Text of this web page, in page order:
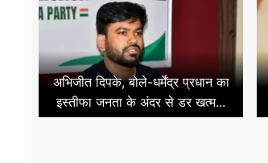
अभिजीत दिपके, बोले-धर्मेंद्र प्रधान का
इस्तीफा जनता के अंदर से डर खत्म...